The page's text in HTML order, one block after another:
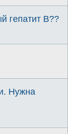
гепатит B??
Нужна